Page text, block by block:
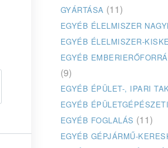
GYÁRTÁSA (11)
EGYÉB ÉLELMISZER
EGYÉB ÉLELMISZER-
EGYÉB
(9)
EGYÉB ÉPÜLET-, IPARI
EGYÉB
EGYÉB FOGLALÁS (11)
EGYÉB GÉPJÁRMŰ-